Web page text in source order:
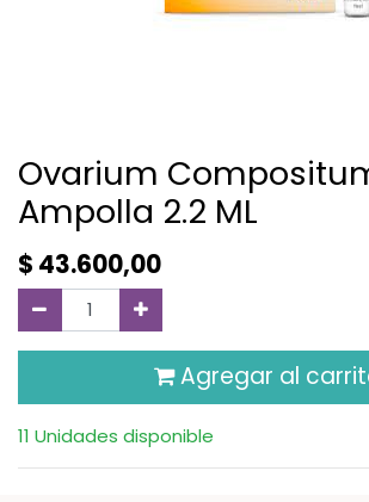
Ovarium
Ampolla 2.2 ML
$ 43.600,00
Agregar al
11 Unidades disponible